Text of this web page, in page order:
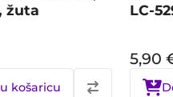
žuta
košaricu
LC-
5,90